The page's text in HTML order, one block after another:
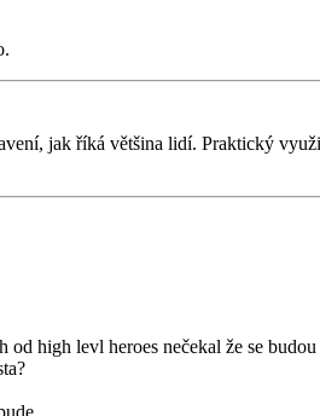
jak říká většina lidí. Praktický
high levl heroes nečekal že se